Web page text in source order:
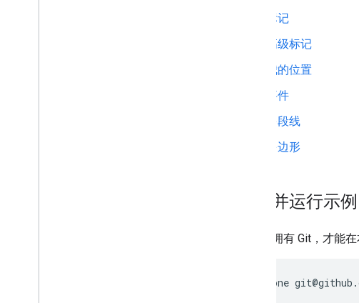
标记
高级标记
我的位置
事件
多段线
多边形
克隆并运行示例
您必须拥有 Git，才能
git clone